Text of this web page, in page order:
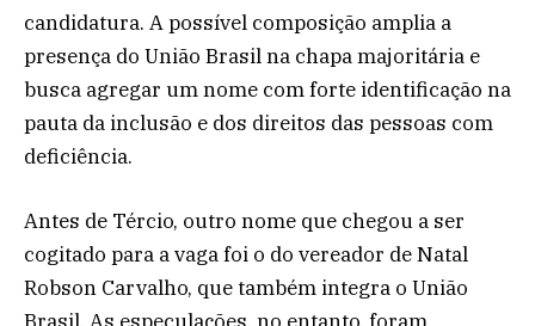
candidatura. A possível composição amplia a
presença do União Brasil na chapa majoritária e
busca agregar um nome com forte identificação na
pauta da inclusão e dos direitos das pessoas com
deficiência.
Antes de Tércio, outro nome que chegou a ser
cogitado para a vaga foi o do vereador de Natal
Robson Carvalho, que também integra o União